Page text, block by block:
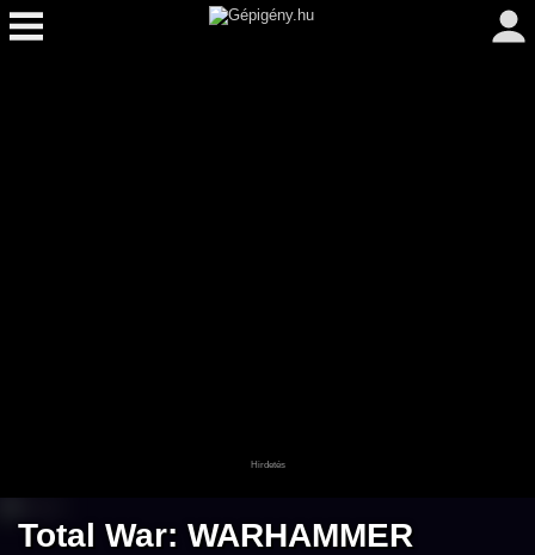
Total War: WARHAMMER